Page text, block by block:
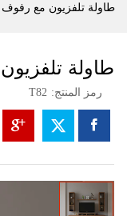
طاولة تلفزيون مع رفوف
طاولة
رمز المنتج: T82